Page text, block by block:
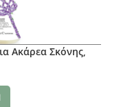
Ακάρεα Σκόνης,